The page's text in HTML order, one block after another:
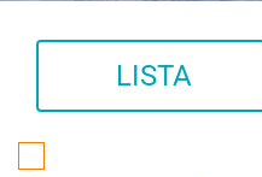
LISTA